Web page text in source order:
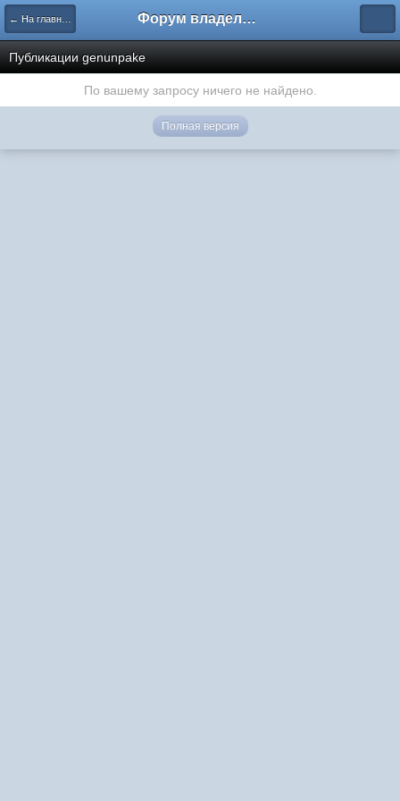
← На главную Форум владельцев интернет-магазинов
Публикации genunpake
По вашему запросу ничего не найдено.
Полная версия